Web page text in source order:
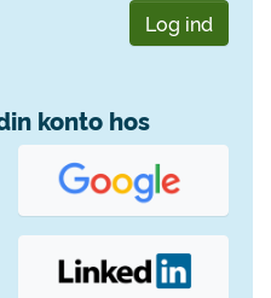
Log ind
konto hos